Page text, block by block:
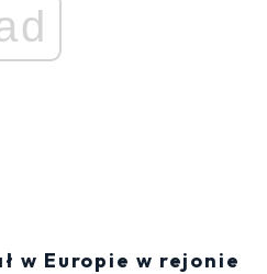
w Europie w rejonie